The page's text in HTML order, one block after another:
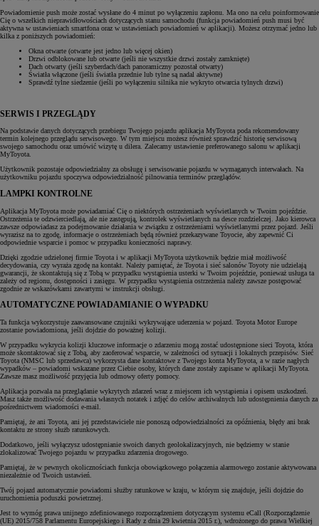
Powiadomienie push może zostać wysłane do 4 minut po wyłączeniu zapłonu. Ma ono na celu poinformowanie
Cię o wszelkich nieprawidłowościach dotyczących stanu samochodu (funkcja powiadomień push musi być
aktywna w ustawieniach smartfona oraz w ustawieniach powiadomień w aplikacji). Możesz otrzymać jedno lub
kilka z poniższych powiadomień:
Okna otwarte (otwarte jest jedno lub więcej okien)
Drzwi odblokowane lub otwarte (jeśli nie wszystkie drzwi zostały zamknięte)
Dach otwarty (jeśli szyberdach/dach panoramiczny pozostał otwarty)
Światła włączone (jeśli światła przednie lub tylne są nadal aktywne)
Sprawdź tylne siedzenie (jeśli po wyłączeniu silnika nie wykryto otwarcia tylnych drzwi)
SERWIS I PRZEGLĄDY
Na podstawie danych dotyczących przebiegu Twojego pojazdu aplikacja MyToyota poda rekomendowany
termin kolejnego przeglądu serwisowego. W tym miejscu możesz również sprawdzić historię serwisową
swojego samochodu oraz umówić wizytę u dilera. Zalecamy ustawienie preferowanego salonu w aplikacji
MyToyota.
Użytkownik pozostaje odpowiedzialny za obsługę i serwisowanie pojazdu w wymaganych interwałach. Na
użytkowniku pojazdu spoczywa odpowiedzialność pilnowania terminów przeglądów.
LAMPKI KONTROLNE
Aplikacja MyToyota może powiadamiać Cię o niektórych ostrzeżeniach wyświetlanych w Twoim pojeździe.
Ostrzeżenia te odzwierciedlają, ale nie zastępują, kontrolek wyświetlanych na desce rozdzielczej. Jako kierowca
zawsze odpowiadasz za podejmowanie działania w związku z ostrzeżeniami wyświetlanymi przez pojazd. Jeśli
wyrazisz na to zgodę, informacje o ostrzeżeniach będą również przekazywane Toyocie, aby zapewnić Ci
odpowiednie wsparcie i pomoc w przypadku konieczności naprawy.
Dzięki zgodzie udzielonej firmie Toyota i w aplikacji MyToyota użytkownik będzie miał możliwość
decydowania, czy wyraża zgodę na kontakt. Należy pamiętać, że Toyota i sieć salonów Toyoty nie udzielają
gwarancji, że skontaktują się z Tobą w przypadku wystąpienia usterki w Twoim pojeździe, ponieważ usługa ta
zależy od regionu, dostępności i zasięgu. W przypadku wystąpienia ostrzeżenia należy zawsze postępować
zgodnie ze wskazówkami zawartymi w instrukcji obsługi.
AUTOMATYCZNE POWIADAMIANIE O WYPADKU
Ta funkcja wykorzystuje zaawansowane czujniki wykrywające uderzenia w pojazd. Toyota Motor Europe
zostanie powiadomiona, jeśli dojdzie do poważnej kolizji.
W przypadku wykrycia kolizji kluczowe informacje o zdarzeniu mogą zostać udostępnione sieci Toyota, która
może skontaktować się z Tobą, aby zaoferować wsparcie, w zależności od sytuacji i lokalnych przepisów. Sieć
Toyota (NMSC lub sprzedawca) wykorzysta dane kontaktowe z Twojego konta MyToyota, a w razie nagłych
wypadków – powiadomi wskazane przez Ciebie osoby, których dane zostały zapisane w aplikacji MyToyota.
Zawsze masz możliwość przyjęcia lub odmowy oferty pomocy.
Aplikacja pozwala na przeglądanie wykrytych zdarzeń wraz z miejscem ich wystąpienia i opisem uszkodzeń.
Masz także możliwość dodawania własnych notatek i zdjęć do celów archiwalnych lub udostępnienia danych za
pośrednictwem wiadomości e-mail.
Pamiętaj, że ani Toyota, ani jej przedstawiciele nie ponoszą odpowiedzialności za opóźnienia, błędy ani brak
kontaktu ze strony służb ratunkowych.
Dodatkowo, jeśli wyłączysz udostępnianie swoich danych geolokalizacyjnych, nie będziemy w stanie
zlokalizować Twojego pojazdu w przypadku zdarzenia drogowego.
Pamiętaj, że w pewnych okolicznościach funkcja obowiązkowego połączenia alarmowego zostanie aktywowana
niezależnie od Twoich ustawień.
Twój pojazd automatycznie powiadomi służby ratunkowe w kraju, w którym się znajduje, jeśli dojdzie do
uruchomienia poduszki powietrznej.
Jest to wymóg prawa unijnego zdefiniowanego rozporządzeniem dotyczącym systemu eCall (Rozporządzenie
(UE) 2015/758 Parlamentu Europejskiego i Rady z dnia 29 kwietnia 2015 r.), wdrożonego do prawa Wielkiej